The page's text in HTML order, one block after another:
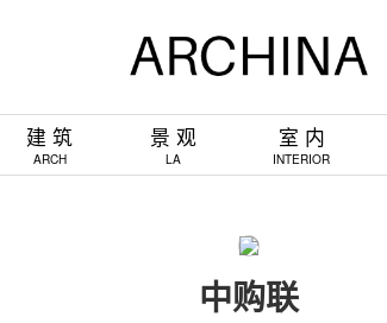
建 筑
ARCH
景 观
LA
室 内
INTERIOR
中购联